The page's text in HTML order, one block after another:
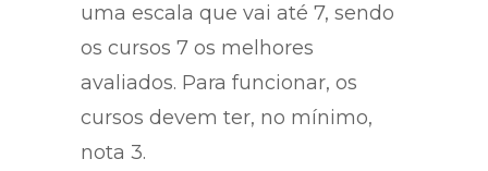
uma escala que vai até 7, sendo
os cursos 7 os melhores
avaliados. Para funcionar, os
cursos devem ter, no mínimo,
nota 3.